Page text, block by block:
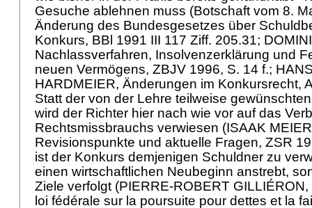
Gesuche ablehnen muss (Botschaft vom 8.
Änderung des Bundesgesetzes über
Konkurs, BBl 1991 III 117 Ziff. 205.31;
Nachlassverfahren, Insolvenzerklärung und
neuen Vermögens, ZBJV 1996, S. 14 f.;
HARDMEIER, Änderungen im Konkursrecht,
Statt der von der Lehre teilweise
wird der Richter hier nach wie vor auf das
Rechtsmissbrauchs verwiesen (ISAAK
Revisionspunkte und aktuelle Fragen, ZSR
ist der Konkurs demjenigen Schuldner zu
einen wirtschaftlichen Neubeginn anstrebt,
Ziele verfolgt (PIERRE-ROBERT
loi fédérale sur la poursuite pour dettes et la